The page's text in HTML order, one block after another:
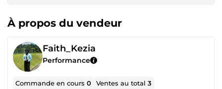
À propos du vendeur
Faith_Kezia
Performance
Commande en cours0 Ventes au total3